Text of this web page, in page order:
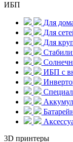
ИБП
Для
Для
Для
ИБП с
3D принтеры